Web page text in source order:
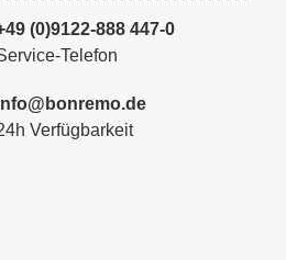
(0)9122-888 447-0
Telefon
Verfügbarkeit